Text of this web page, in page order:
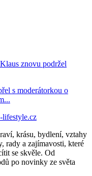
znovu podržel
s moderátorkou o
lifestyle.cz
krásu, bydlení, vztahy
rady a zajímavosti, které
se skvěle. Od
po novinky ze světa